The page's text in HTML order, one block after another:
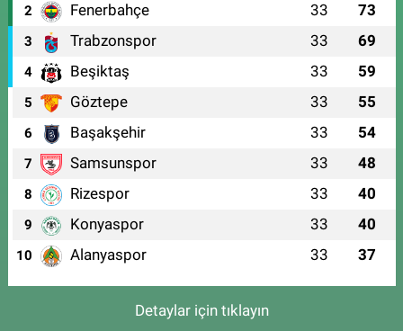
2 Fenerbahçe 33 73
3 Trabzonspor 33 69
4 Beşiktaş 33 59
5 Göztepe 33 55
6 Başakşehir 33 54
7 Samsunspor 33 48
8 Rizespor 33 40
9 Konyaspor 33 40
10 Alanyaspor 33 37
Detaylar için tıklayın